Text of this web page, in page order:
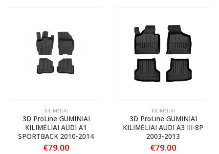
KILIMĖLIAI
3D ProLine GUMINIAI
KILIMĖLIAI AUDI A1
SPORTBACK 2010-2014
€79.00
KILIMĖLIAI
3D ProLine GUMINIAI
KILIMĖLIAI AUDI A3 III-8P
2003-2013
€79.00